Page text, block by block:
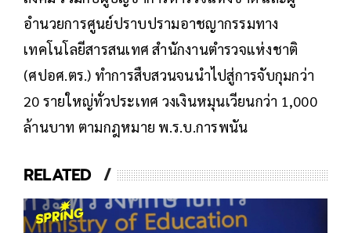
อำนวยการศูนย์ปราบปรามอาชญากรรมทาง
เทคโนโลยีสารสนเทศ สำนักงานตำรวจแห่งชาติ
(ศปอศ.ตร.) ทำการสืบสวนจนนำไปสู่การจับกุมกว่า
20 รายใหญ่ทั่วประเทศ วงเงินหมุนเวียนกว่า 1,000
ล้านบาท ตามกฎหมาย พ.ร.บ.การพนัน
RELATED